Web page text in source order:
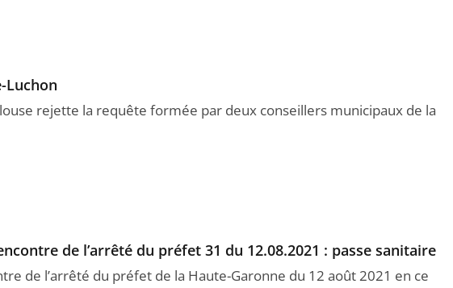
Luchon
rejette la requête formée par deux conseillers municipaux de la
de l’arrêté du préfet 31 du 12.08.2021 : passe sanitaire
de l’arrêté du préfet de la Haute-Garonne du 12 août 2021 en ce